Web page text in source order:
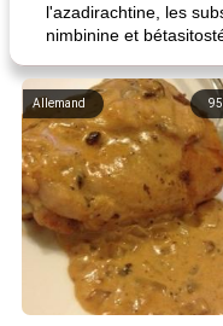
l'azadirachtine, les
nimbinine et
95
Allemand